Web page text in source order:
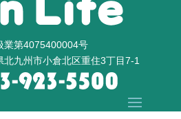
業第4075400004号
九州市小倉北区重住3丁目7-1